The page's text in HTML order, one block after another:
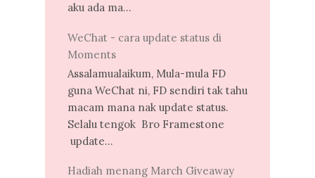
aku ada ma...
WeChat - cara update status di
Moments
Assalamualaikum, Mula-mula FD
guna WeChat ni, FD sendiri tak tahu
macam mana nak update status.
Selalu tengok Bro Framestone
update...
Hadiah menang March Giveaway